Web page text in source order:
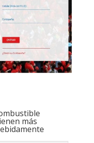
más